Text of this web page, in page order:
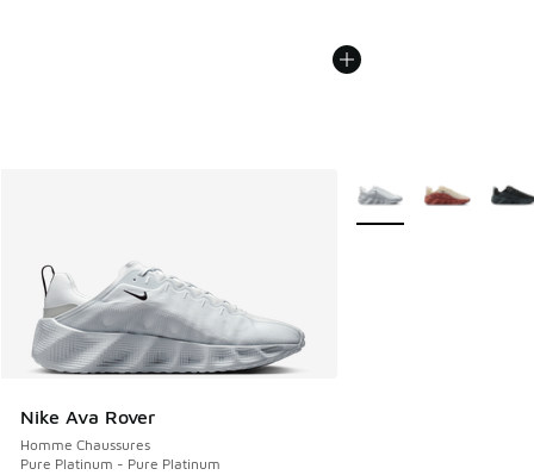
Nike Ava Rover
Homme Chaussures
Pure Platinum - Pure Platinum
Plus de couleurs